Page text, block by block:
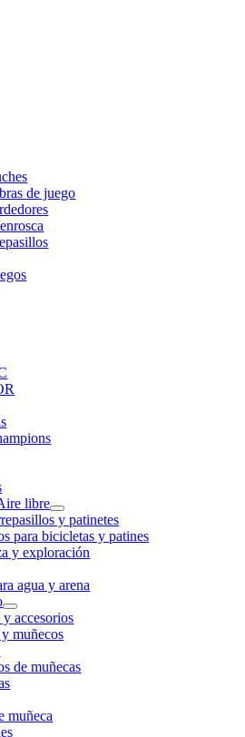
de juego
libre
y patinetes
para bicicletas y patines
y exploración
agua y arena
accesorios
muñecos
de muñecas
muñeca